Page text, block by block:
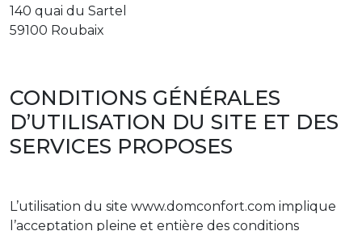
140 quai du Sartel
59100 Roubaix
CONDITIONS GÉNÉRALES
D’UTILISATION DU SITE ET DES
SERVICES PROPOSES
L’utilisation du site www.domconfort.com implique
l’acceptation pleine et entière des conditions